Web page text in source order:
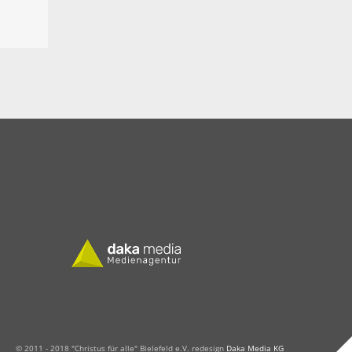
© 2011 - 2018 "Christus für alle" Bielefeld e.V. redesign Daka Media KG